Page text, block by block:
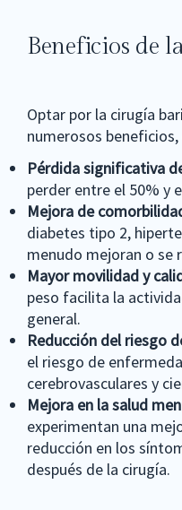
Beneficios de
Optar por la cirugía
numerosos
Pérdida significativa
perder entre el 50% y
Mejora de
diabetes tipo 2,
menudo mejoran o se
Mayor movilidad y
peso facilita la
general.
Reducción del riesgo
el riesgo de
cerebrovasculares y
Mejora en la salud
experimentan una
reducción en los
después de la cirugía.